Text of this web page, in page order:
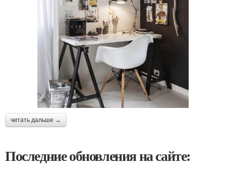
читать дальше →
Последние обновления на сайте: